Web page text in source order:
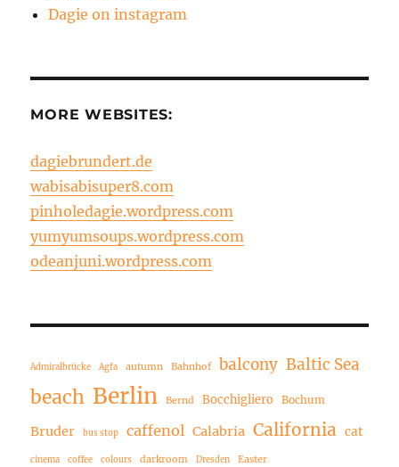
Dagie on instagram
MORE WEBSITES:
dagiebrundert.de
wabisabisuper8.com
pinholedagie.wordpress.com
yumyumsoups.wordpress.com
odeanjuni.wordpress.com
Admiralbrücke Agfa autumn Bahnhof balcony Baltic Sea
beach Berlin Bernd Bocchigliero Bochum
Bruder bus stop caffenol Calabria California cat
cinema coffee colours darkroom Dresden Easter